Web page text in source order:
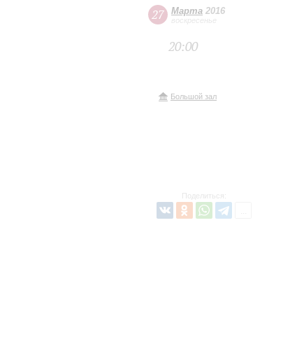
27 Марта 2016
воскресенье
20:00
Большой зал
Поделиться: